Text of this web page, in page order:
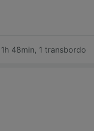
1h 48min, 1 transbordo